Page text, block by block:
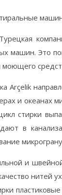
тиральные
Турецкая
машин. Это
моющего
Arçelik
и океанах
стирки
в
и
нитей